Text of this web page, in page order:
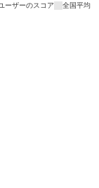
ーザーのスコア
全国平均